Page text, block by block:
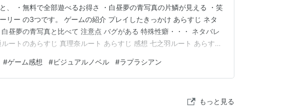
、 ・無料で全部遊べるお得さ ・白昼夢の青写真の片鱗が見える ・笑
リー の3つです。 ゲームの紹介 プレイしたきっかけ あらすじ ネタ
昼夢の青写真と比べて 注意点 バグがある 特殊性癖・・・ ネタバレ
ートのあらすじ 真理奈ルート あらすじ 感想 七之羽ルート あらすじ
ゲームの紹介 キミトユメミシは2016年にラプラシアンより発売さ
#ゲーム感想 #ビジュアルノベル #ラプラシアン
もっと見る